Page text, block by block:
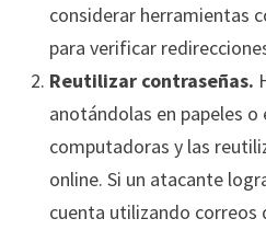
considerar herramientas
para verificar
Reutilizar contraseñas.
anotándolas en papeles
computadoras y las
online. Si un atacante
cuenta utilizando correos